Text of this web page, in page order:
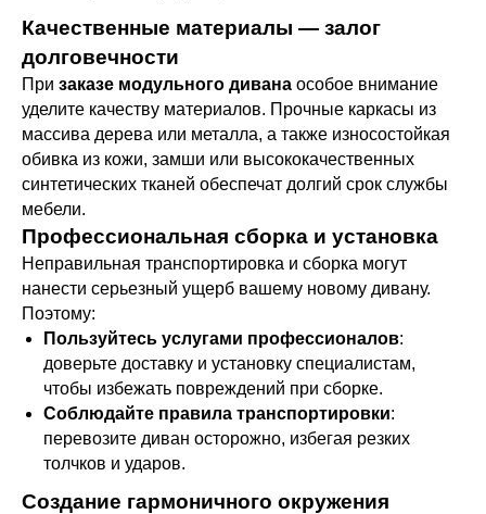
Качественные материалы — залог
долговечности
При заказе модульного дивана особое внимание
уделите качеству материалов. Прочные каркасы из
массива дерева или металла, а также износостойкая
обивка из кожи, замши или высококачественных
синтетических тканей обеспечат долгий срок службы
мебели.
Профессиональная сборка и установка
Неправильная транспортировка и сборка могут
нанести серьезный ущерб вашему новому дивану.
Поэтому:
Пользуйтесь услугами профессионалов:
доверьте доставку и установку специалистам,
чтобы избежать повреждений при сборке.
Соблюдайте правила транспортировки:
перевозите диван осторожно, избегая резких
толчков и ударов.
Создание гармоничного окружения